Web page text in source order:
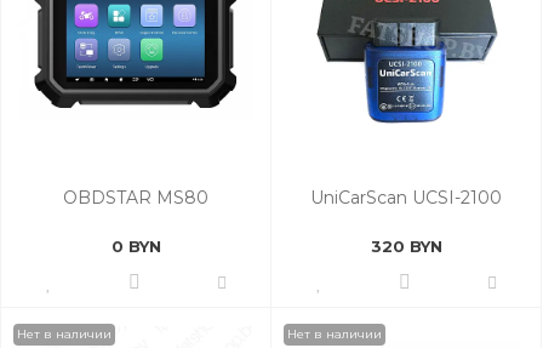
OBDSTAR MS80
0 BYN
UniCarScan UCSI-2100
320 BYN
Нет в наличии Нет в наличии